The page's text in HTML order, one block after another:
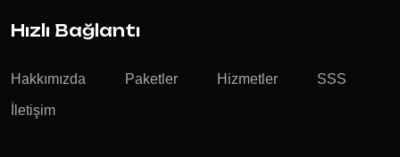
Hızlı Bağlantı
Hakkımızda Paketler Hizmetler SSS
İletişim